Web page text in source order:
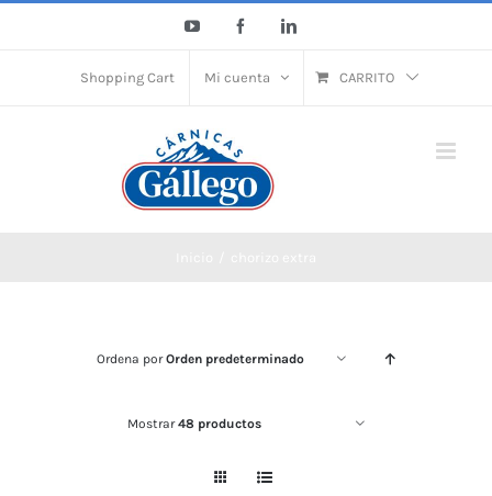
YouTube FacebookLinkedIn
Shopping Cart Mi cuenta CARRITO
Ordena porOrden predeterminado
Mostrar48 productos